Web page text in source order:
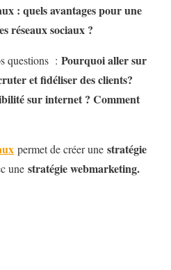
: quels avantages pour une
réseaux sociaux ?
questions : Pourquoi aller sur
et fidéliser des clients?
sur internet ? Comment
permet de créer une stratégie
une stratégie webmarketing.